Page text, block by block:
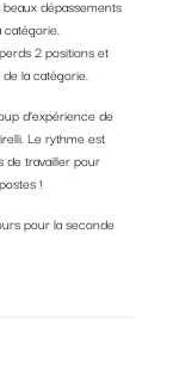
dépassements
2 positions et
la catégorie.
d’expérience de
Le rythme est
de travailler pour
!
pour la seconde